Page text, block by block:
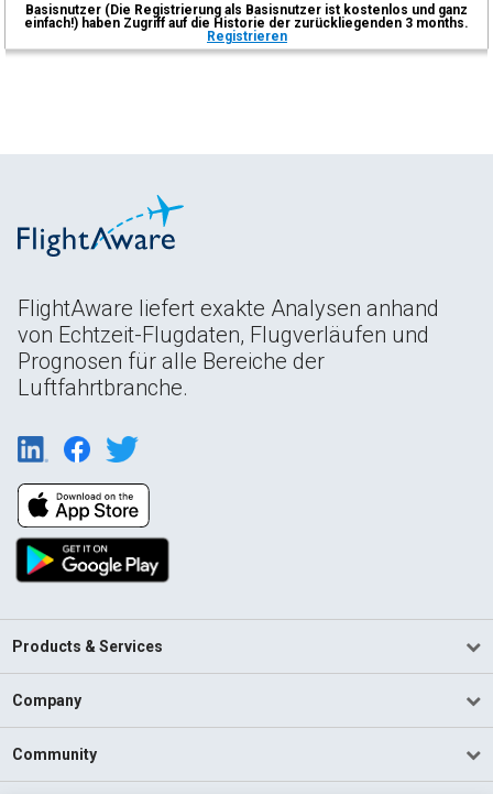
Basisnutzer (Die Registrierung als Basisnutzer ist kostenlos und ganz
einfach!) haben Zugriff auf die Historie der zurückliegenden 3 months.
Registrieren
FlightAware liefert exakte Analysen anhand
von Echtzeit-Flugdaten, Flugverläufen und
Prognosen für alle Bereiche der
Luftfahrtbranche.
Products & Services
Company
Community